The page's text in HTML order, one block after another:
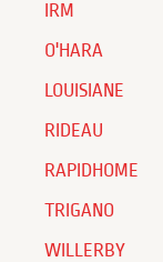
IRM
O'HARA
LOUISIANE
RIDEAU
RAPIDHOME
TRIGANO
WILLERBY